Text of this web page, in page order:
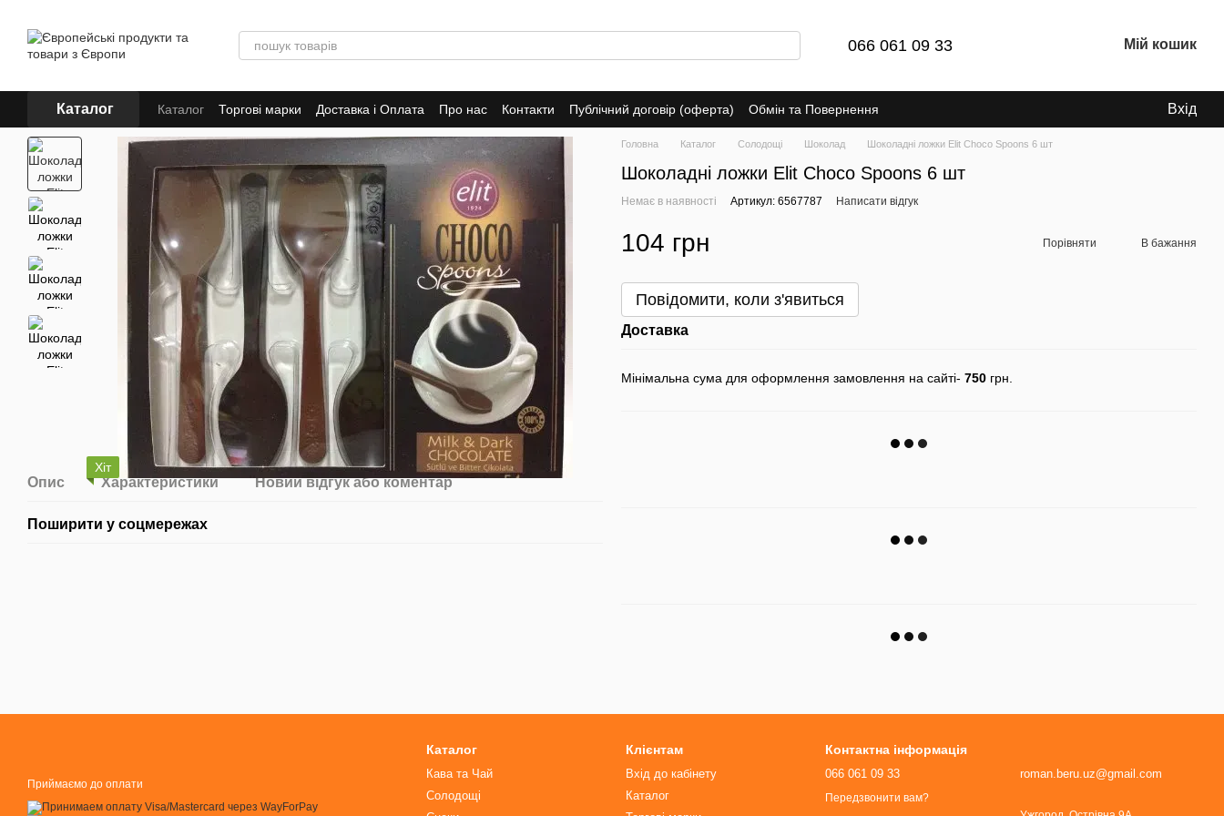
066 061 09 33 Мій кошик
Каталог Каталог Торгові марки Доставка і Оплата Про нас Контакти Публічний договір (оферта) Обмін та Повернення Вхід
Хіт
Опис Характеристики Новий відгук або коментар
Поширити у соцмережах
Головна Каталог Солодощі Шоколад Шоколадні ложки Elit Choco Spoons 6 шт
Шоколадні ложки Elit Choco Spoons 6 шт
Немає в наявності Артикул: 6567787 Написати відгук
104 грн Порівняти В бажання
Повідомити, коли з'явиться
Доставка
Мінімальна сума для оформлення замовлення на сайті- 750 грн.
Приймаємо до оплати
Каталог
Кава та Чай
Солодощі
Клієнтам
Вхід до кабінету
Каталог
Контактна інформація
066 061 09 33
Передзвонити вам?
roman.beru.uz@gmail.com